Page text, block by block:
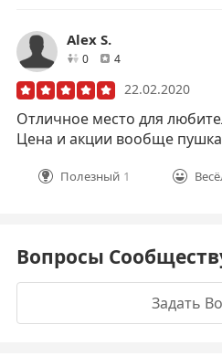
Alex S.
0друзей
4отзывов
22.02.2020
Отличное место для
Цена и акции вообще
Полезный 1
Вопросы
Задать